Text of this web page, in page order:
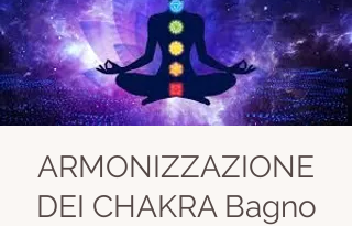
ARMONIZZAZIONE
DEI CHAKRA Bagno